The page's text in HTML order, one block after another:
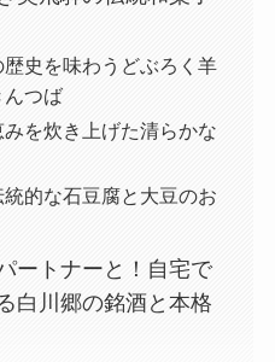
史を味わうどぶろく羊
んつば
を炊き上げた清らかな
的な石豆腐と大豆のお
ートナーと！自宅で
白川郷の銘酒と本格